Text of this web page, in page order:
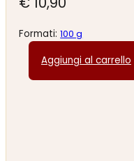
Formati:100 g
Aggiungi al carrello